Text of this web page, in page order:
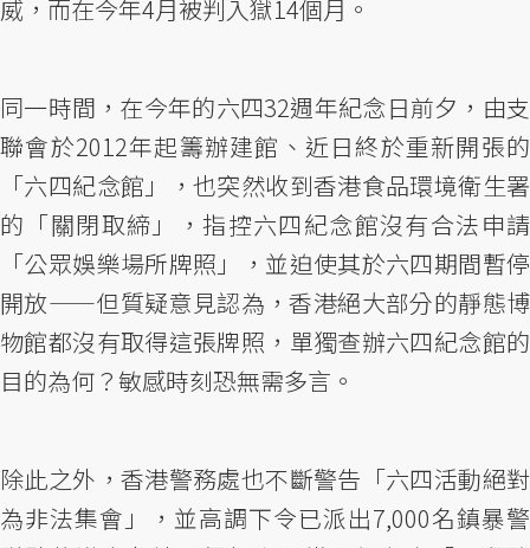
威，而在今年4月被判入獄14個月。
同一時間，在今年的六四32週年紀念日前夕，由支
聯會於2012年起籌辦建館、近日終於重新開張的
「六四紀念館」，也突然收到香港食品環境衛生署
的「關閉取締」，指控六四紀念館沒有合法申請
「公眾娛樂場所牌照」，並迫使其於六四期間暫停
開放——但質疑意見認為，香港絕大部分的靜態博
物館都沒有取得這張牌照，單獨查辦六四紀念館的
目的為何？敏感時刻恐無需多言。
除此之外，香港警務處也不斷警告「六四活動絕對
為非法集會」，並高調下令已派出7,000名鎮暴警